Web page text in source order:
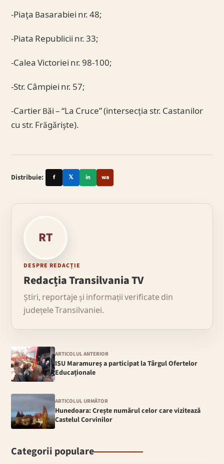
-Piaţa Basarabiei nr. 48;
-Piata Republicii nr. 33;
-Calea Victoriei nr. 98-100;
-Str. Câmpiei nr. 57;
-Cartier Băi – “La Cruce” (intersecţia str. Castanilor
cu str. Frăgărişte).
Distribuie: f 𝕏 in wa
RT
DESPRE REDACȚIE
Redacția Transilvania TV
Știri, reportaje și informații verificate din
județele Transilvaniei.
ARTICOLUL ANTERIOR
ISU Maramureș a participat la Târgul Ofertelor
Educaționale
ARTICOLUL URMĂTOR
Hunedoara: Crește numărul celor care vizitează
Castelul Corvinilor
Categorii populare